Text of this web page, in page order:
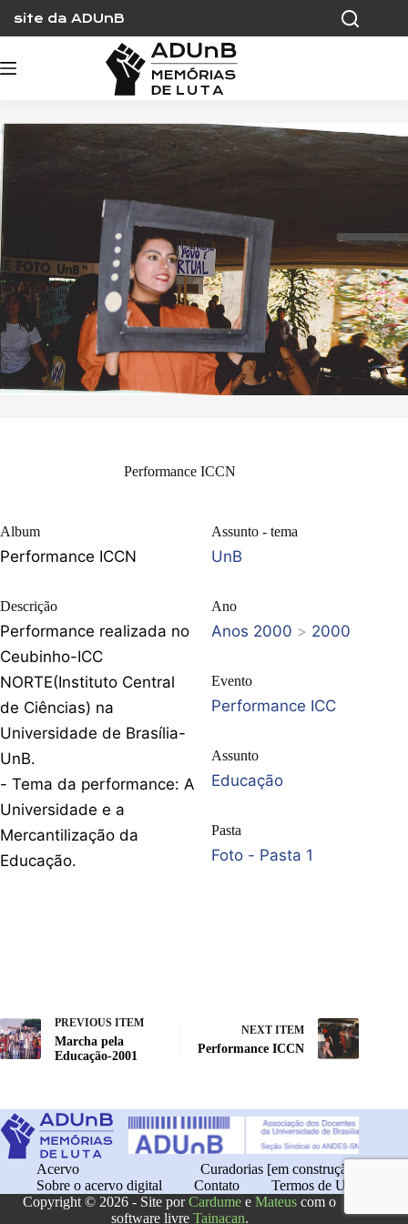
content
site da ADUnB
Performance ICCN
Album
Performance ICCN
Descrição
Performance realizada no
Ceubinho-ICC
NORTE(Instituto Central
de Ciências) na
Universidade de Brasília-
UnB.
- Tema da performance: A
Universidade e a
Mercantilização da
Educação.
Assunto - tema
UnB
Ano
Anos 2000 > 2000
Evento
Performance ICC
Assunto
Educação
Pasta
Foto - Pasta 1
PREVIOUS ITEM
Marcha pela
Educação-2001
NEXT ITEM
Performance ICCN
Acervo
Curadorias [em construção]
Sobre o acervo digital
Contato
Termos de Uso
Copyright © 2026 - Site porCardume eMateus com o
software livre Tainacan.